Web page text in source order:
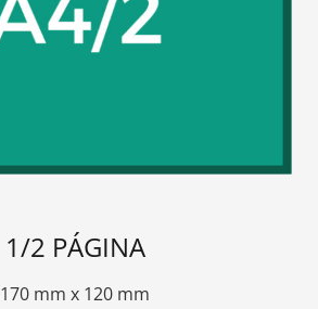
1/2 PÁGINA
170 mm x 120 mm